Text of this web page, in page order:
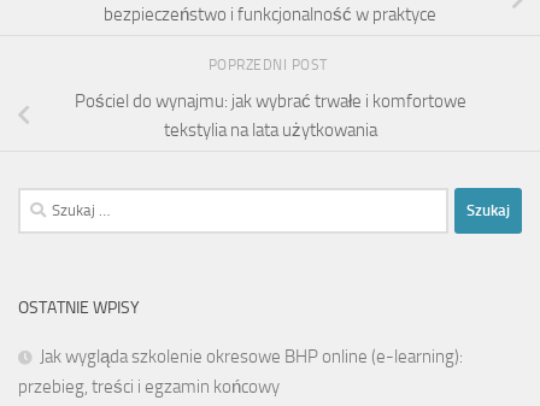
bezpieczeństwo i funkcjonalność w praktyce
POPRZEDNI POST
Pościel do wynajmu: jak wybrać trwałe i komfortowe
tekstylia na lata użytkowania
Szukaj:
OSTATNIE WPISY
Jak wygląda szkolenie okresowe BHP online (e-learning):
przebieg, treści i egzamin końcowy